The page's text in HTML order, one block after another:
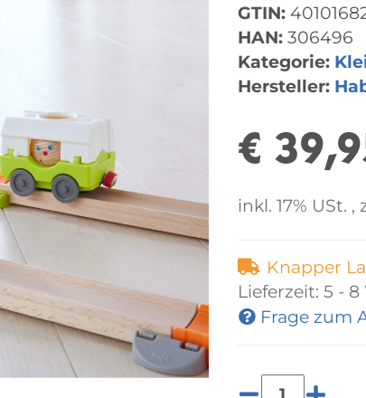
GTIN:
HAN: 306496
Kategorie:
Hersteller:
€
inkl. 17% USt. ,
Knapper
Lieferzeit: 5 - 8
Frage zum